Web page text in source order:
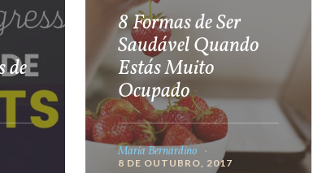
de
8 Formas de Ser
Saudável Quando
Estás Muito
Ocupado
Maria Bernardino
8 DE OUTUBRO, 2017